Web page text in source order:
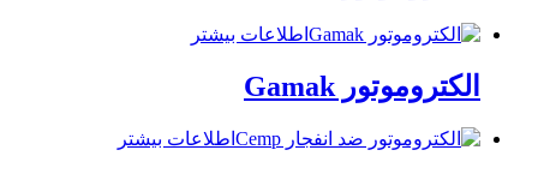
اطلاعات بیشتر
الکتروموتور Gamak
اطلاعات بیشتر